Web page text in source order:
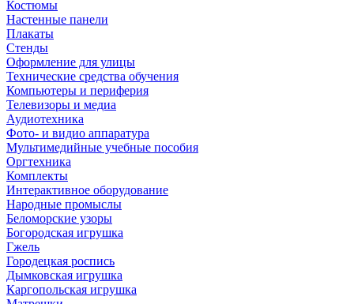
Костюмы
Настенные панели
Плакаты
Стенды
Оформление для улицы
Технические средства обучения
Компьютеры и периферия
Телевизоры и медиа
Аудиотехника
Фото- и видио аппаратура
Мультимедийные учебные пособия
Оргтехника
Комплекты
Интерактивное оборудование
Народные промыслы
Беломорские узоры
Богородская игрушка
Гжель
Городецкая роспись
Дымковская игрушка
Каргопольская игрушка